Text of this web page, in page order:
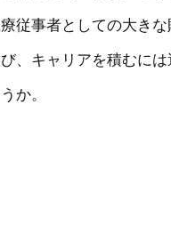
従事者としての大きな
、キャリアを積むに
か。